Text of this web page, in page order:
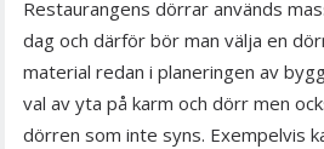
Restaurangens dörrar används
dag och därför bör man välja en
material redan i planeringen av
val av yta på karm och dörr men
dörren som inte syns. Exempelvis